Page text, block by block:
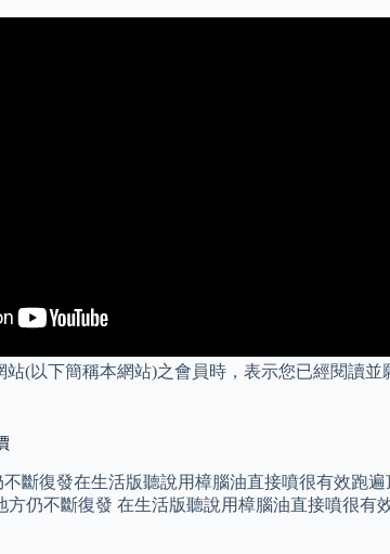
(以下簡稱本網站)之會員時，表示您已經閱讀
斷復發在生活版聽說用樟腦油直接噴很有效跑
仍不斷復發 在生活版聽說用樟腦油直接噴很